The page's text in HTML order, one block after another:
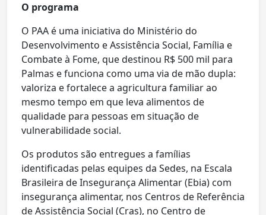
O programa
O PAA é uma iniciativa do Ministério do
Desenvolvimento e Assistência Social, Família e
Combate à Fome, que destinou R$ 500 mil para
Palmas e funciona como uma via de mão dupla:
valoriza e fortalece a agricultura familiar ao
mesmo tempo em que leva alimentos de
qualidade para pessoas em situação de
vulnerabilidade social.
Os produtos são entregues a famílias
identificadas pelas equipes da Sedes, na Escala
Brasileira de Insegurança Alimentar (Ebia) com
insegurança alimentar, nos Centros de Referência
de Assistência Social (Cras), no Centro de